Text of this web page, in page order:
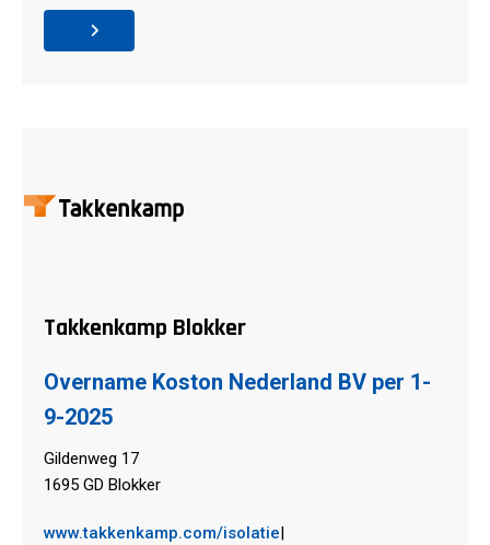
Takkenkamp Blokker
Overname Koston Nederland BV per 1-
9-2025
Gildenweg 17
1695 GD Blokker
www.takkenkamp.com/isolatie|